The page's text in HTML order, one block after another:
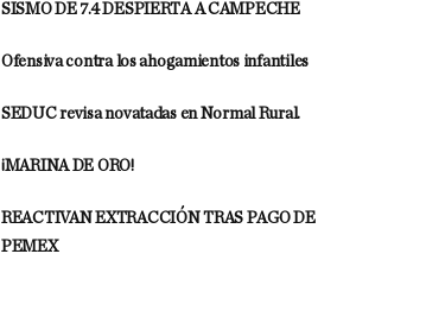
SISMO DE 7.4 DESPIERTA A CAMPECHE
Ofensiva contra los ahogamientos infantiles
SEDUC revisa novatadas en Normal Rural.
¡MARINA DE ORO!
REACTIVAN EXTRACCIÓN TRAS PAGO DE
PEMEX